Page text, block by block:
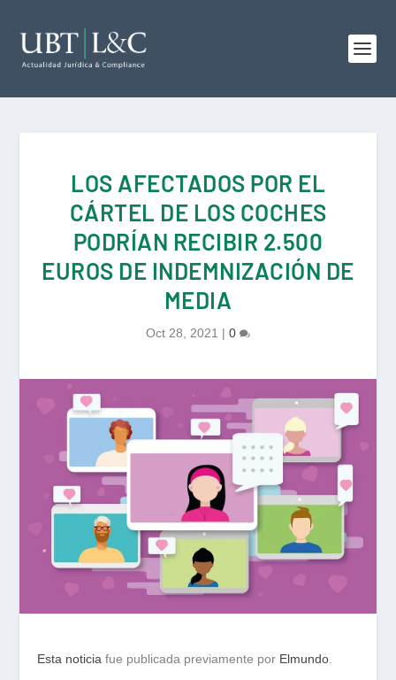
LOS AFECTADOS POR EL
CÁRTEL DE LOS COCHES
PODRÍAN RECIBIR 2.500
EUROS DE INDEMNIZACIÓN DE
MEDIA
Oct 28, 2021 | 0
Esta noticia fue publicada previamente por Elmundo.